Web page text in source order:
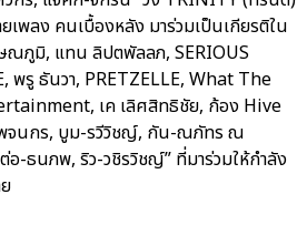
พลง คนเบื้องหลัง มาร่วมเป็นเกียรติใน
ษณภูมิ, แทน ลิปตพัลลภ, SERIOUS
พรู ธันวา, PRETZELLE, What The
เค เลิศสิทธิชัย, ก้อง Hive
จนกร, บูม-รวีวิชญ์, กัน-ณภัทร ณ
อ-ธนภพ, ริว-วชิรวิชญ์” ที่มาร่วมให้กำลัง